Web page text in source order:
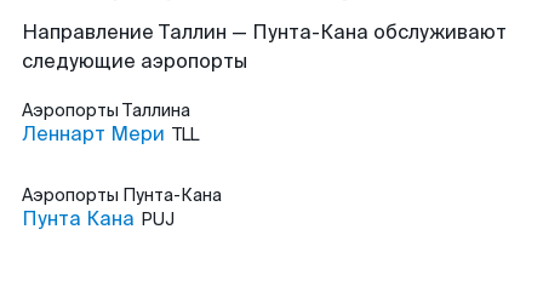
Направление Таллин — Пунта-Кана обслуживают
следующие аэропорты
Аэропорты Таллина
Леннарт Мери TLL
Аэропорты Пунта-Кана
Пунта Кана PUJ